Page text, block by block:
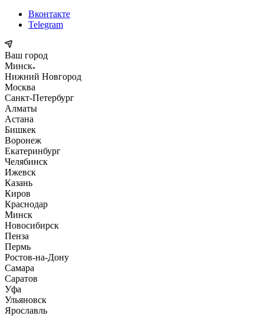
Вконтакте
Telegram
Ваш город
Минск
Нижний Новгород
Москва
Санкт-Петербург
Алматы
Астана
Бишкек
Воронеж
Екатеринбург
Челябинск
Ижевск
Казань
Киров
Краснодар
Минск
Новосибирск
Пенза
Пермь
Ростов-на-Дону
Самара
Саратов
Уфа
Ульяновск
Ярославль